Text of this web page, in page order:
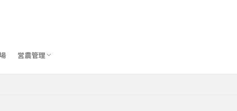
営農管理
圃場管理アプリおすすめ10選
農業用トイレ比較
バイオスティミュラント完全ガイド